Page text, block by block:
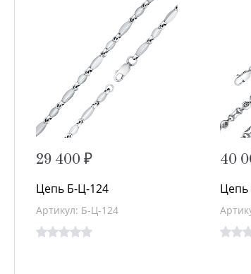
29 400 ₽
Цепь Б-Ц-124
Артикул: Б-Ц-124
40
Цепь